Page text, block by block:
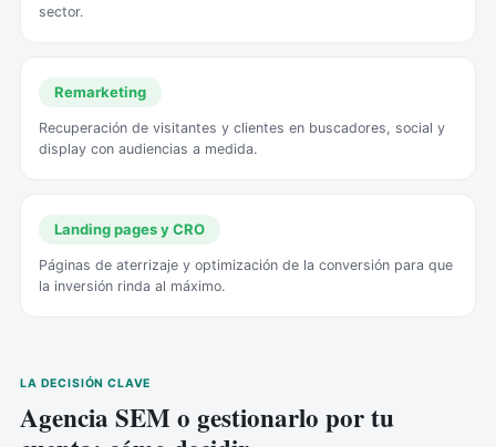
sector.
Remarketing
Recuperación de visitantes y clientes en buscadores, social y
display con audiencias a medida.
Landing pages y CRO
Páginas de aterrizaje y optimización de la conversión para que
la inversión rinda al máximo.
LA DECISIÓN CLAVE
Agencia SEM o gestionarlo por tu